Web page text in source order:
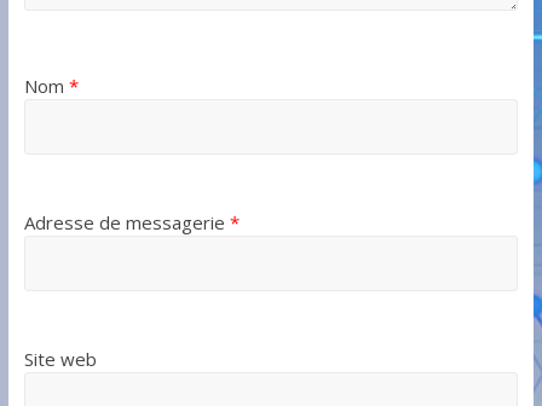
Nom *
Adresse de messagerie *
Site web